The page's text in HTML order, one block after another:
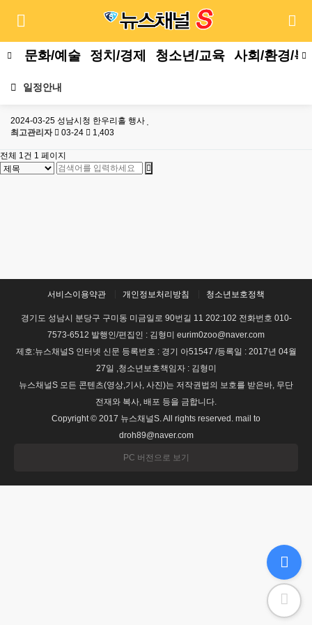
문화/예술 정치/경제 청소년/교육 사회/환경/복
일정안내
2024-03-25 성남시청 한우리홀 행사
최고관리자
03-24 1,403
전체 1건 1 페이지
서비스이용약관 개인정보처리방침 청소년보호정책
경기도 성남시 분당구 구미동 미금일로 90번길 11 202:102 전화번호 010-
7573-6512 발행인/편집인 : 김형미 eurim0zoo@naver.com
제호:뉴스채널S 인터넷 신문 등록번호 : 경기 아51547 /등록일 : 2017년 04월
27일 ,청소년보호책임자 : 김형미
뉴스채널S 모든 콘텐츠(영상,기사, 사진)는 저작권법의 보호를 받은바, 무단
전재와 복사, 배포 등을 금합니다.
Copyright © 2017 뉴스채널S. All rights reserved. mail to
droh89@naver.com
PC 버전으로 보기